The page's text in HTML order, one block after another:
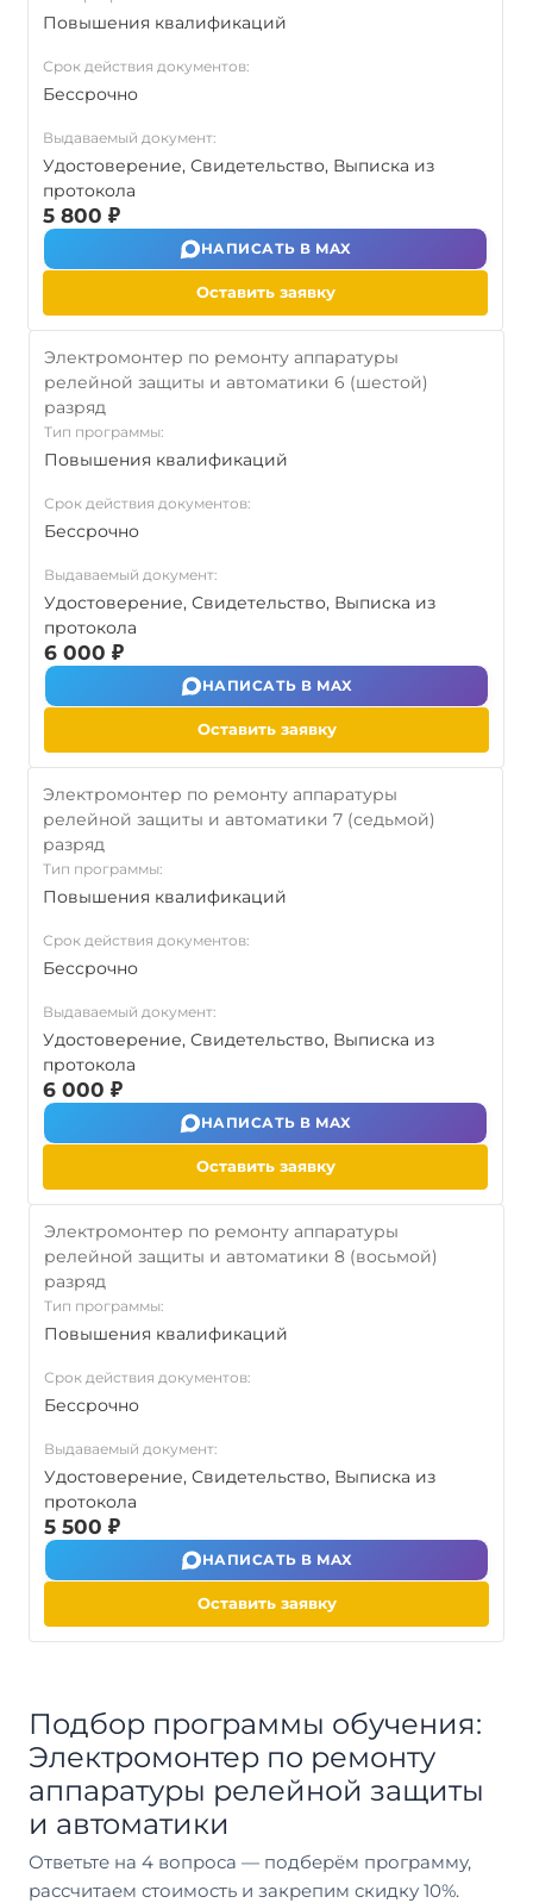
Повышения квалификаций
Срок действия документов:
Бессрочно
Выдаваемый документ:
Удостоверение, Свидетельство, Выписка из
протокола
5 800 ₽
НАПИСАТЬ В MAX
Оставить заявку
Электромонтер по ремонту аппаратуры
релейной защиты и автоматики 6 (шестой)
разряд
Тип программы:
Повышения квалификаций
Срок действия документов:
Бессрочно
Выдаваемый документ:
Удостоверение, Свидетельство, Выписка из
протокола
6 000 ₽
НАПИСАТЬ В MAX
Оставить заявку
Электромонтер по ремонту аппаратуры
релейной защиты и автоматики 7 (седьмой)
разряд
Тип программы:
Повышения квалификаций
Срок действия документов:
Бессрочно
Выдаваемый документ:
Удостоверение, Свидетельство, Выписка из
протокола
6 000 ₽
НАПИСАТЬ В MAX
Оставить заявку
Электромонтер по ремонту аппаратуры
релейной защиты и автоматики 8 (восьмой)
разряд
Тип программы:
Повышения квалификаций
Срок действия документов:
Бессрочно
Выдаваемый документ:
Удостоверение, Свидетельство, Выписка из
протокола
5 500 ₽
НАПИСАТЬ В MAX
Оставить заявку
Подбор программы обучения:
Электромонтер по ремонту
аппаратуры релейной защиты
и автоматики
Ответьте на 4 вопроса — подберём программу,
рассчитаем стоимость и закрепим скидку 10%.